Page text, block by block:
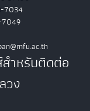
7034
7049
ำหรับติดต่อ
วง